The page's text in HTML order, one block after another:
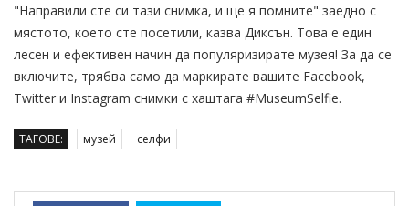
"Направили сте си тази снимка, и ще я помните" заедно с
мястото, което сте посетили, казва Диксън. Това е един
лесен и ефективен начин да популяризирате музея! За да се
включите, трябва само да маркирате вашите Facebook,
Twitter и Instagram снимки с хаштага #MuseumSelfie.
ТАГОВЕ: музей селфи